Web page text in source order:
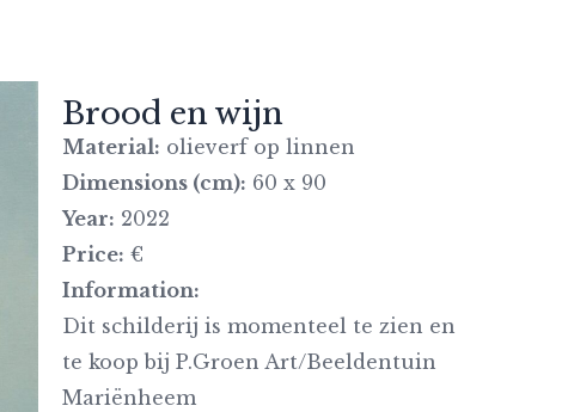
Brood en wijn
Material: olieverf op linnen
Dimensions (cm): 60 x 90
Year: 2022
Price: €
Information:
Dit schilderij is momenteel te zien en
te koop bij P.Groen Art/Beeldentuin
Mariënheem